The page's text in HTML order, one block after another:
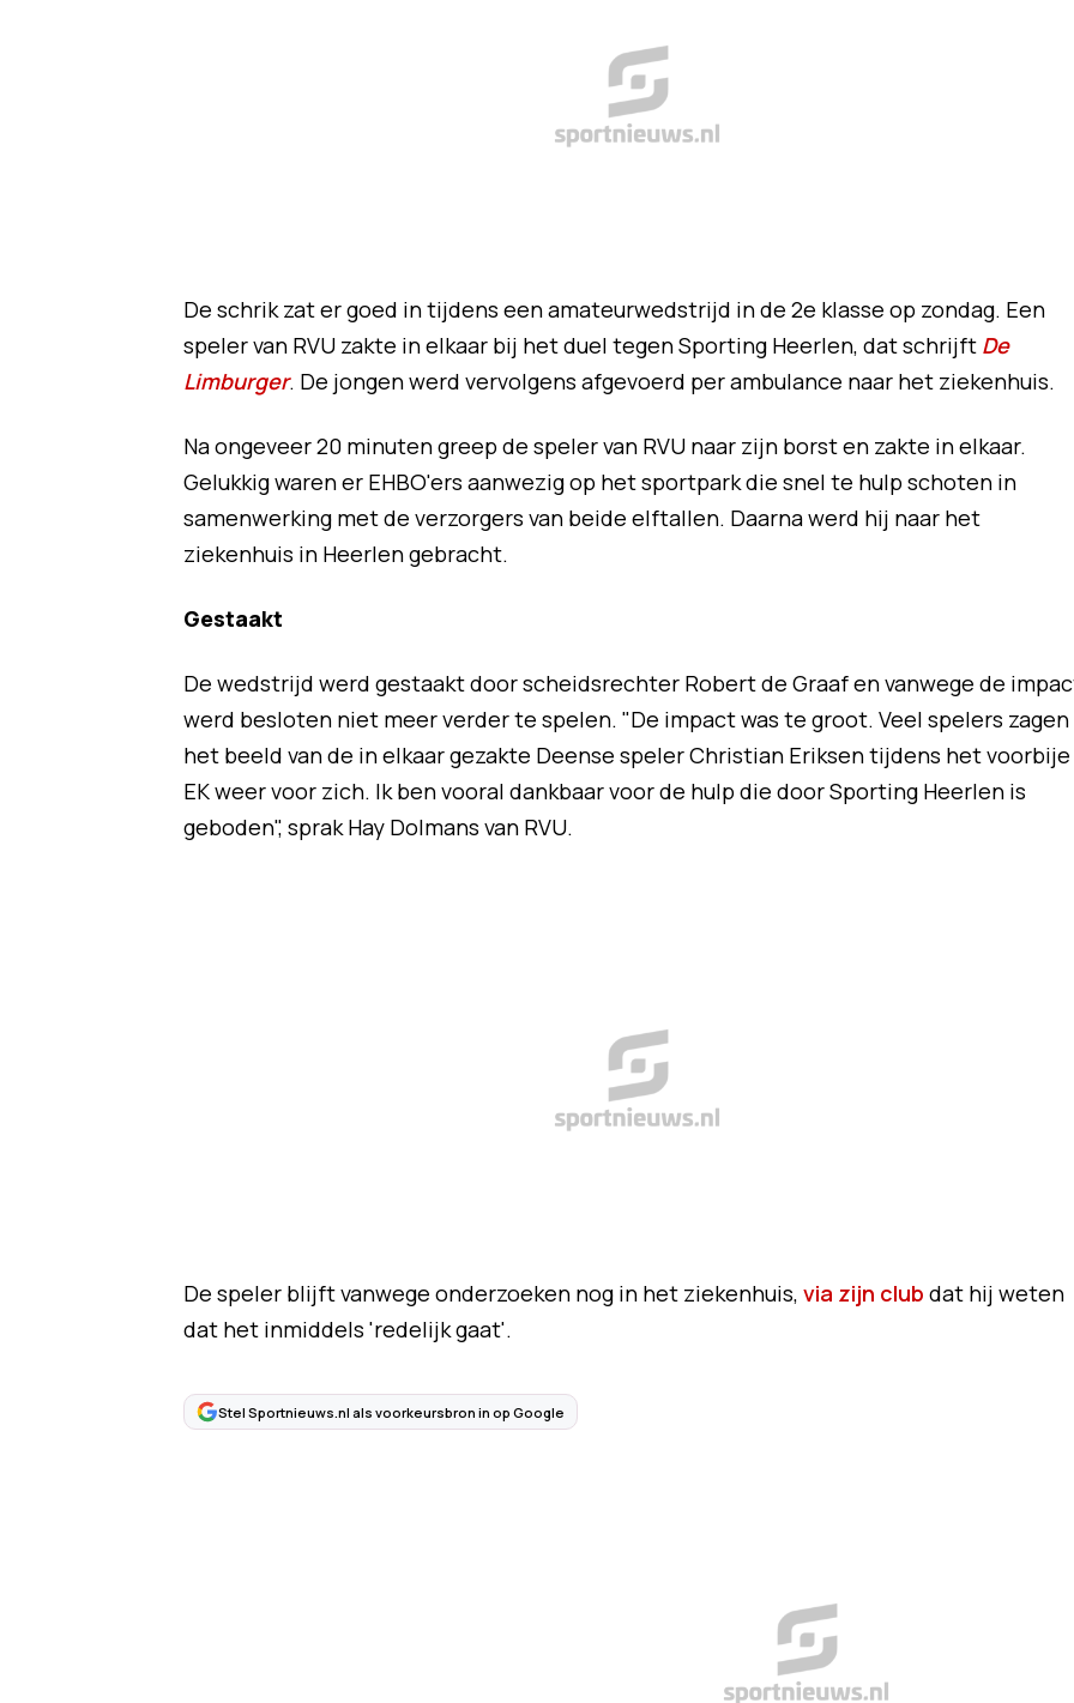
De schrik zat er goed in tijdens een amateurwedstrijd in de 2e klasse op zondag. Een
speler van RVU zakte in elkaar bij het duel tegen Sporting Heerlen, dat schrijft De
Limburger. De jongen werd vervolgens afgevoerd per ambulance naar het ziekenhuis.
Na ongeveer 20 minuten greep de speler van RVU naar zijn borst en zakte in elkaar.
Gelukkig waren er EHBO'ers aanwezig op het sportpark die snel te hulp schoten in
samenwerking met de verzorgers van beide elftallen. Daarna werd hij naar het
ziekenhuis in Heerlen gebracht.
Gestaakt
De wedstrijd werd gestaakt door scheidsrechter Robert de Graaf en vanwege de
werd besloten niet meer verder te spelen. "De impact was te groot. Veel spelers zagen
het beeld van de in elkaar gezakte Deense speler Christian Eriksen tijdens het voorbije
EK weer voor zich. Ik ben vooral dankbaar voor de hulp die door Sporting Heerlen is
geboden", sprak Hay Dolmans van RVU.
De speler blijft vanwege onderzoeken nog in het ziekenhuis, via zijn club dat hij weten
dat het inmiddels 'redelijk gaat'.
Stel Sportnieuws.nl als voorkeursbron in op Google